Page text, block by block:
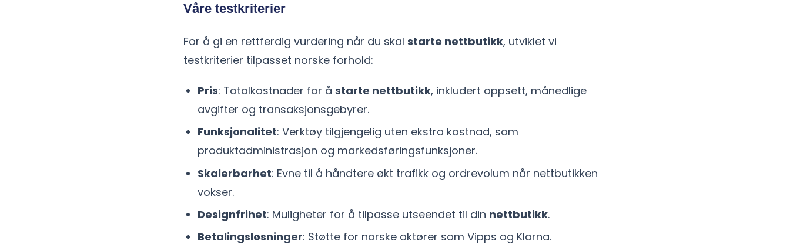
Våre testkriterier
For å gi en rettferdig vurdering når du skal starte nettbutikk, utviklet vi
testkriterier tilpasset norske forhold:
Pris: Totalkostnader for å starte nettbutikk, inkludert oppsett, månedlige
avgifter og transaksjonsgebyrer.
Funksjonalitet: Verktøy tilgjengelig uten ekstra kostnad, som
produktadministrasjon og markedsføringsfunksjoner.
Skalerbarhet: Evne til å håndtere økt trafikk og ordrevolum når nettbutikken
vokser.
Designfrihet: Muligheter for å tilpasse utseendet til din nettbutikk.
Betalingsløsninger: Støtte for norske aktører som Vipps og Klarna.